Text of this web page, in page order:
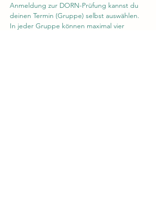
Anmeldung zur DORN-Prüfung kannst du
deinen Termin (Gruppe) selbst auswählen.
In jeder Gruppe können maximal vier